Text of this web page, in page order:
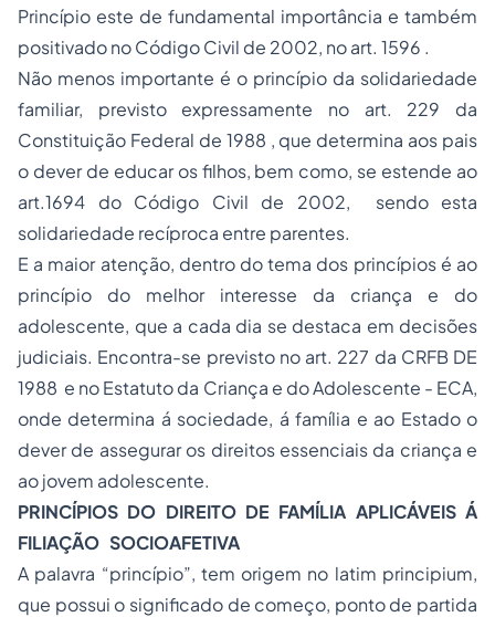
Princípio este de fundamental importância e também
positivado no Código Civil de 2002, no art. 1596 .
Não menos importante é o princípio da solidariedade
familiar, previsto expressamente no art. 229 da
Constituição Federal de 1988 , que determina aos pais
o dever de educar os filhos, bem como, se estende ao
art.1694 do Código Civil de 2002, sendo esta
solidariedade recíproca entre parentes.
E a maior atenção, dentro do tema dos princípios é ao
princípio do melhor interesse da criança e do
adolescente, que a cada dia se destaca em decisões
judiciais. Encontra-se previsto no art. 227 da CRFB DE
1988 e no Estatuto da Criança e do Adolescente - ECA,
onde determina á sociedade, á família e ao Estado o
dever de assegurar os direitos essenciais da criança e
ao jovem adolescente.
PRINCÍPIOS DO DIREITO DE FAMÍLIA APLICÁVEIS Á
FILIAÇÃO SOCIOAFETIVA
A palavra “princípio”, tem origem no latim principium,
que possui o significado de começo, ponto de partida